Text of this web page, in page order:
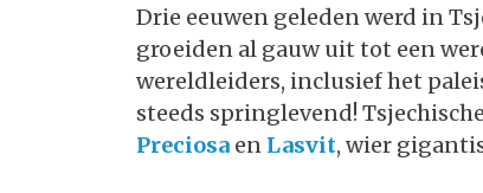
Drie eeuwen geleden werd in
groeiden al gauw uit tot een
wereldleiders, inclusief het
steeds springlevend!
Preciosa en Lasvit, wier